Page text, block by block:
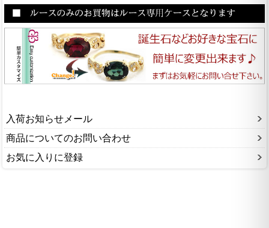
入荷お知らせメール
商品についてのお問い合わせ
お気に入りに登録